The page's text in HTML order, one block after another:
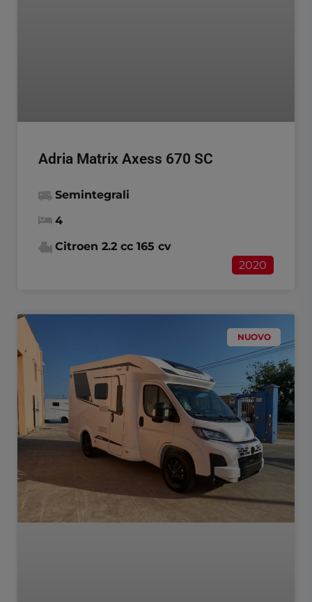
Adria Matrix Axess 670 SC
Semintegrali
4
Citroen 2.2 cc 165 cv
2020
NUOVO